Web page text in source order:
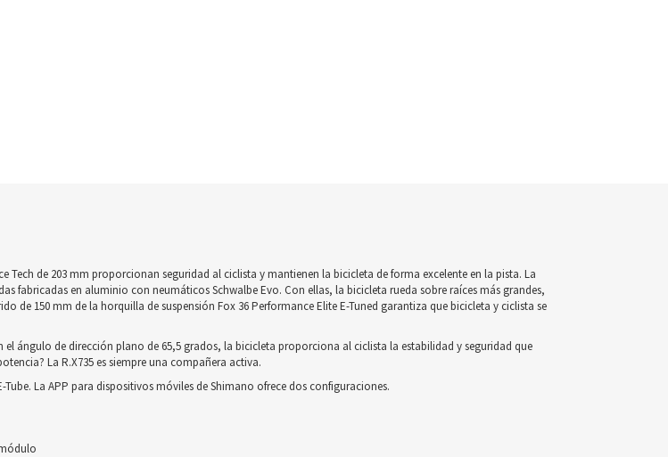
Tech de 203 mm proporcionan seguridad al ciclista y mantienen la bicicleta de forma excelente en la pista. La
fabricadas en aluminio con neumáticos Schwalbe Evo. Con ellas, la bicicleta rueda sobre raíces más grandes,
de 150 mm de la horquilla de suspensión Fox 36 Performance Elite E-Tuned garantiza que bicicleta y ciclista se
el ángulo de dirección plano de 65,5 grados, la bicicleta proporciona al ciclista la estabilidad y seguridad que
La R.X735 es siempre una compañera activa.
La APP para dispositivos móviles de Shimano ofrece dos configuraciones.